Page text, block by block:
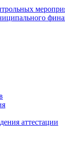
аттестации